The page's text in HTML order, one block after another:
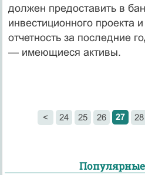
должен предоставить в
инвестиционного проекта
отчетность за последние
— имеющиеся активы.
< 24 25 26 27 28
Популярные